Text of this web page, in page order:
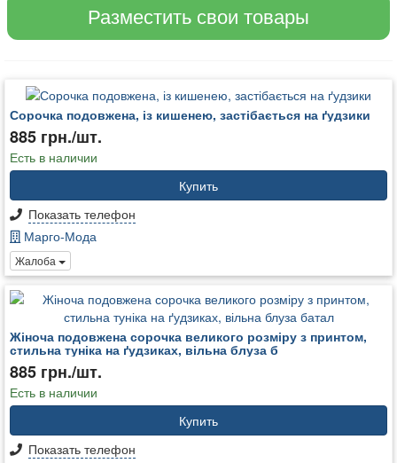
Разместить свои товары
Сорочка подовжена, із кишенею, застібається на ґудзики
885 грн./шт.
Есть в наличии
Купить
Показать телефон
Марго-Мода
Жалоба
Жіноча подовжена сорочка великого розміру з принтом,
стильна туніка на ґудзиках, вільна блуза б
885 грн./шт.
Есть в наличии
Купить
Показать телефон